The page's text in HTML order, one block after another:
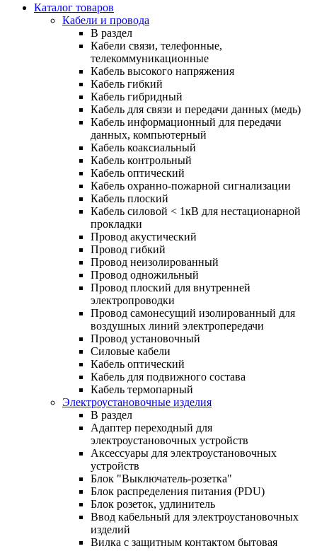
Каталог товаров
Кабели и провода
В раздел
Кабели связи, телефонные,
телекоммуникационные
Кабель высокого напряжения
Кабель гибкий
Кабель гибридный
Кабель для связи и передачи данных (медь)
Кабель информационный для передачи
данных, компьютерный
Кабель коаксиальный
Кабель контрольный
Кабель оптический
Кабель охранно-пожарной сигнализации
Кабель плоский
Кабель силовой < 1кВ для нестационарной
прокладки
Провод акустический
Провод гибкий
Провод неизолированный
Провод одножильный
Провод плоский для внутренней
электропроводки
Провод самонесущий изолированный для
воздушных линий электропередачи
Провод установочный
Силовые кабели
Кабель оптический
Кабель для подвижного состава
Кабель термопарный
Электроустановочные изделия
В раздел
Адаптер переходный для
электроустановочных устройств
Аксессуары для электроустановочных
устройств
Блок "Выключатель-розетка"
Блок распределения питания (PDU)
Блок розеток, удлинитель
Ввод кабельный для электроустановочных
изделий
Вилка с защитным контактом бытовая